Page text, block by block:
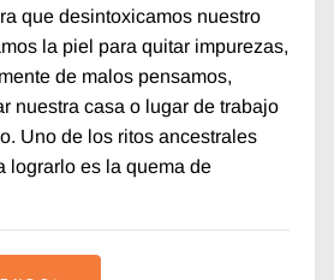
que desintoxicamos nuestro
la piel para quitar impurezas,
de malos pensamos,
nuestra casa o lugar de trabajo
Uno de los ritos ancestrales
lograrlo es la quema de